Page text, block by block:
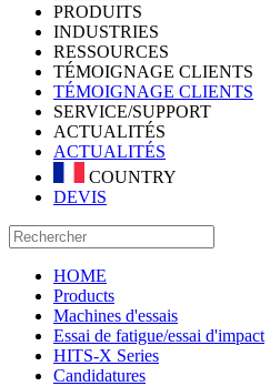
PRODUITS
INDUSTRIES
RESSOURCES
TÉMOIGNAGE CLIENTS
TÉMOIGNAGE CLIENTS
SERVICE/SUPPORT
ACTUALITÉS
ACTUALITÉS
COUNTRY
DEVIS
HOME
Products
Machines d'essais
Essai de fatigue/essai d'impact
HITS-X Series
Candidatures